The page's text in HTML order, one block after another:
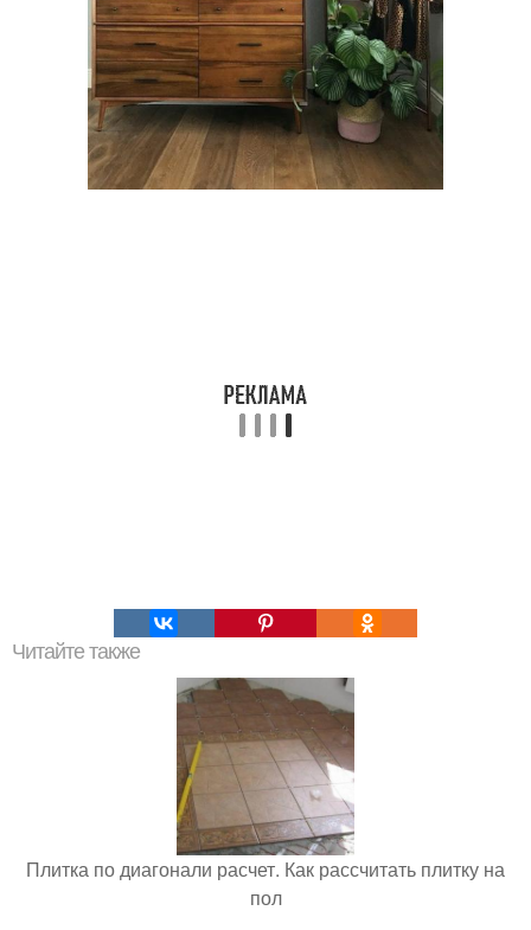
Читайте также
Плитка по диагонали расчет. Как рассчитать плитку на
пол